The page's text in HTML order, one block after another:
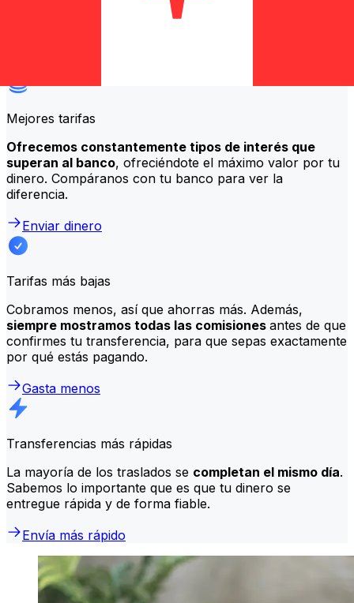
¿Por qué transferir con Xe en lugar
Mejores tarifas
Ofrecemos constantemente tipos de interés que
superan al banco, ofreciéndote el máximo valor por tu
dinero. Compáranos con tu banco para ver la
diferencia.
Enviar dinero
Tarifas más bajas
Cobramos menos, así que ahorras más. Además,
siempre mostramos todas las comisiones antes de que
confirmes tu transferencia, para que sepas exactamente
por qué estás pagando.
Gasta menos
Transferencias más rápidas
La mayoría de los traslados se completan el mismo día.
Sabemos lo importante que es que tu dinero se
entregue rápida y de forma fiable.
Envía más rápido